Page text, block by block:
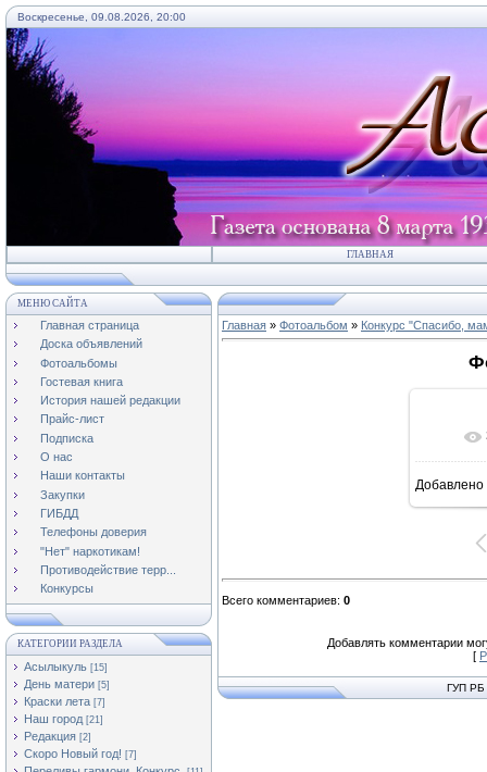
Воскресенье, 09.08.2026, 20:00
ГЛАВНАЯ
МЕНЮ САЙТА
Главная страница
Доска объявлений
Фотоальбомы
Гостевая книга
История нашей редакции
Прайс-лист
Подписка
О нас
Наши контакты
Закупки
ГИБДД
Телефоны доверия
"Нет" наркотикам!
Противодействие терр...
Конкурсы
КАТЕГОРИИ РАЗДЕЛА
Асылыкуль [15]
День матери [5]
Краски лета [7]
Наш город [21]
Редакция [2]
Скоро Новый год! [7]
Главная » Фотоальбом » Конкурс "Спасибо,
Добавлено
Всего комментариев: 0
Добавлять комментарии
[
ГУП РБ